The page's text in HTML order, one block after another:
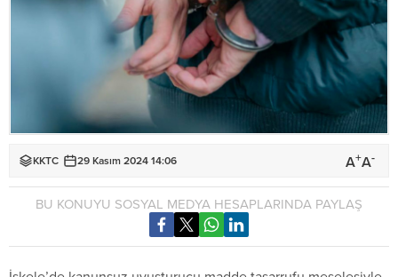
KKTC 29 Kasım 2024 14:06 A+A-
BU KONUYU SOSYAL MEDYA HESAPLARINDA PAYLAŞ